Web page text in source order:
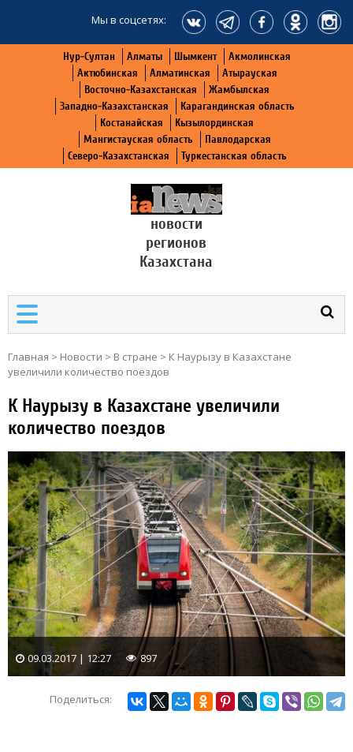
Мы в соцсетях:
Нур-Султан Алматы Шымкент
Акмолинская
Актюбинская
Алматинская
Атырауская
Восточно-Казахстанская
Жамбылская
Западно-Казахстанская
Карагандинская область
Костанайская
Кызылординская
Мангистауская область
Павлодарская
Северо-Казахстанская
Туркестанская область
новости
регионов
Казахстана
Главная > Новости > В стране > К Наурызу в Казахстане
увеличили количество поездов
К Наурызу в Казахстане увеличили
количество поездов
09.03.2017 | 12:27 897
Поделиться: